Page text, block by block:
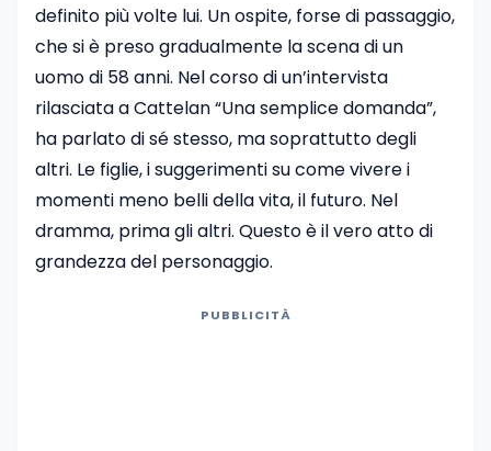
definito più volte lui. Un ospite, forse di passaggio,
che si è preso gradualmente la scena di un
uomo di 58 anni. Nel corso di un’intervista
rilasciata a Cattelan “Una semplice domanda”,
ha parlato di sé stesso, ma soprattutto degli
altri. Le figlie, i suggerimenti su come vivere i
momenti meno belli della vita, il futuro. Nel
dramma, prima gli altri. Questo è il vero atto di
grandezza del personaggio.
PUBBLICITÀ